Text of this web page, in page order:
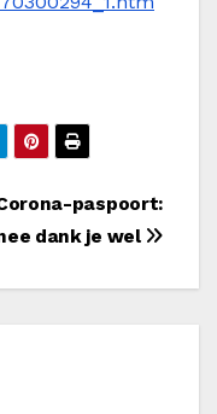
paspoort:
dank je wel